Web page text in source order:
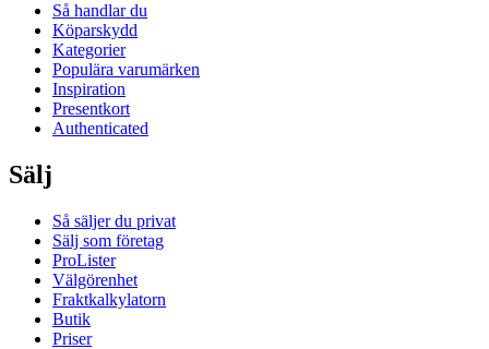
Så handlar du
Köparskydd
Kategorier
Populära varumärken
Inspiration
Presentkort
Authenticated
Sälj
Så säljer du privat
Sälj som företag
ProLister
Välgörenhet
Fraktkalkylatorn
Butik
Priser